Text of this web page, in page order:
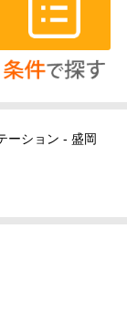
ーション - 盛岡